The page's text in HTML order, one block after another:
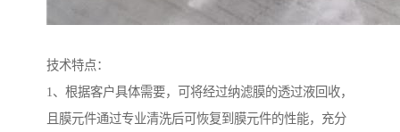
技术特点：
1、根据客户具体需要，可将经过纳滤膜的透过液回收，
且膜元件通过专业清洗后可恢复到膜元件的性能，充分